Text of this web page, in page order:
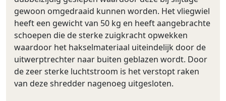
gewoon omgedraaid kunnen worden. Het vliegwiel
heeft een gewicht van 50 kg en heeft aangebrachte
schoepen die de sterke zuigkracht opwekken
waardoor het hakselmateriaal uiteindelijk door de
uitwerptrechter naar buiten geblazen wordt. Door
de zeer sterke luchtstroom is het verstopt raken
van deze shredder nagenoeg uitgesloten.